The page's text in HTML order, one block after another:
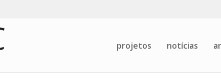
projetos notícias